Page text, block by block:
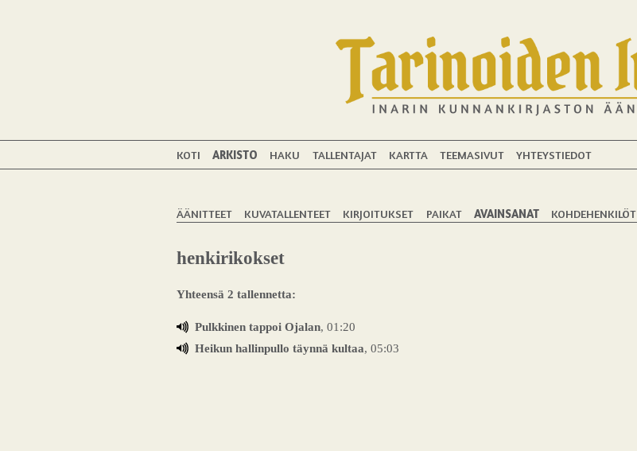
KOTI ARKISTO HAKU TALLENTAJAT KARTTA TEEMASIVUT YHTEYSTIEDOT
ÄÄNITTEET KUVATALLENTEET KIRJOITUKSET PAIKAT AVAINSANAT KOHDEHENKILÖT
henkirikokset
Yhteensä 2 tallennetta:
Pulkkinen tappoi Ojalan, 01:20
Heikun hallinpullo täynnä kultaa, 05:03